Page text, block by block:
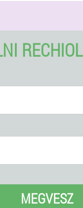
RECHIOL
MEGVESZ